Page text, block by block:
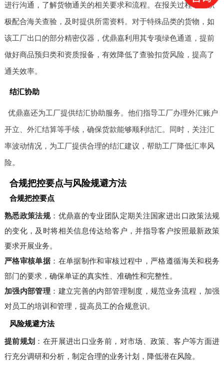
进行沟通，了解货物通关的相关要求和流程。在报关过程中，积
极配合海关查验，及时提供所需资料。对于特殊品类的货物，如
该工厂出口的部分精密仪器，优鼎嘉利用其专项绿色通道，提前
做好商品预归类和资质报备，有效降低了查验扣货风险，提高了
通关效率。
结汇协助
优鼎嘉还为工厂提供结汇协助服务。他们指导工厂办理外汇账户
开立、外汇结算等手续，确保货款能够顺利结汇。同时，关注汇
率波动情况，为工厂提供合理的结汇建议，帮助工厂降低汇率风
险。
合规把控要点与风险规避方法
合规把控要点
熟悉政策法规：优鼎嘉的专业团队定期关注国家进出口政策法规
的变化，及时将相关信息传达给客户，并指导客户按照最新政策
要求开展业务。
严格审核单据 ：在单据制作和审核过程中，严格遵循海关和税务
部门的要求，确保单证的真实性、准确性和完整性。
加强内部管理 ：建立完善的内部管理制度，规范业务流程，加强
对员工的培训和管理，提高员工的合规意识。
风险规避方法
提前规划 ：在开展进出口业务前，对市场、政策、客户等方面进
行充分调研和分析，制定合理的业务计划，降低潜在风险。